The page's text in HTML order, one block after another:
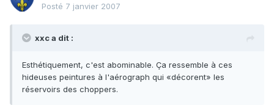
Posté 7 janvier 2007
xxc a dit :
Esthétiquement, c'est abominable. Ça ressemble à ces
hideuses peintures à l'aérograph qui «décorent» les
réservoirs des choppers.